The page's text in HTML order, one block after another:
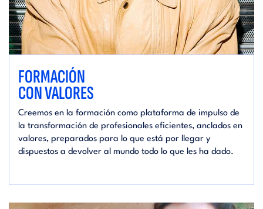
FORMACIÓN
CON VALORES
Creemos en la formación como plataforma de impulso de
la transformación de profesionales eficientes, anclados en
valores, preparados para lo que está por llegar y
dispuestos a devolver al mundo todo lo que les ha dado.